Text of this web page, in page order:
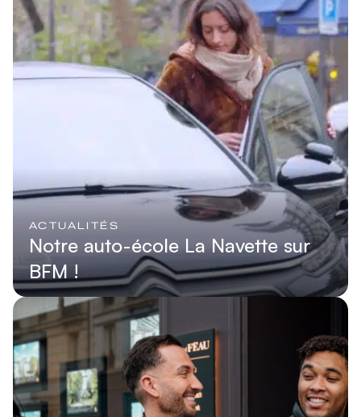
ACTUALITÉS
Notre auto-école La Navette sur
BFM !
Lire l'article